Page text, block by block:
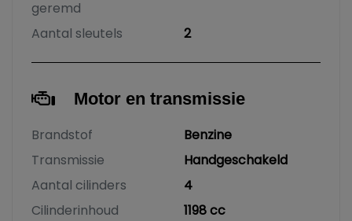
geremd
Aantal sleutels 2
Motor en transmissie
Brandstof
Benzine
Transmissie
Handgeschakeld
Aantal cilinders
4
Cilinderinhoud
1198 cc